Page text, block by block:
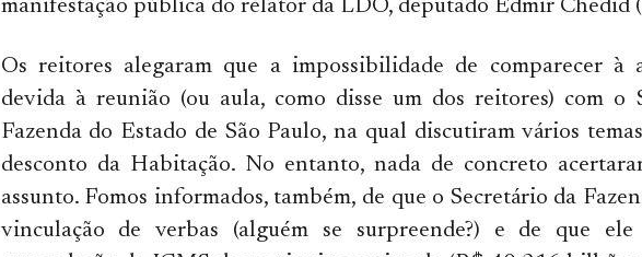
manifestação pública do relator da LDO, deputado Edmir Chedid
Os reitores alegaram que a impossibilidade de comparecer à
devida à reunião (ou aula, como disse um dos reitores) com o
Fazenda do Estado de São Paulo, na qual discutiram vários
desconto da Habitação. No entanto, nada de concreto
assunto. Fomos informados, também, de que o Secretário da
vinculação de verbas (alguém se surpreende?) e de que